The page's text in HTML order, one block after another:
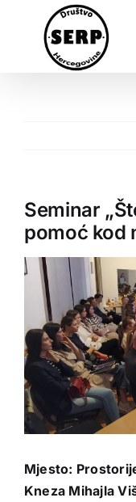
content
Seminar
pomoć kod
View
Larger
Image
Mjesto:
Kneza Mihajla